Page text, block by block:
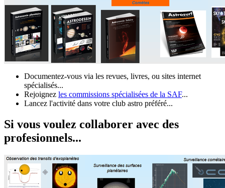
Documentez-vous via les revues, livres, ou sites internet
spécialisés...
Rejoignez les commissions spécialisées de la SAF...
Lancez l'activité dans votre club astro préféré...
Si vous voulez collaborer avec des
profesionnels...